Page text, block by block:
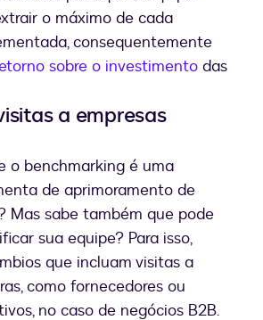
o máximo de cada
consequentemente
sobre o investimentodas
a empresas
o benchmarking é uma
de aprimoramento de
Mas sabe também que pode
sua equipe? Para isso,
que incluam visitas a
como fornecedores ou
no caso de negócios B2B.